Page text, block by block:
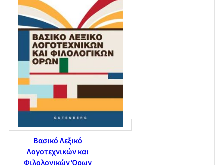
Βασικό Λεξικό
Λογοτεχνικών και
Φιλολογικών Όρων